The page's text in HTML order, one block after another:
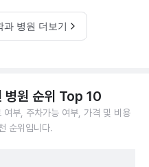
과 병원 더보기
병원 순위 Top 10
부, 주차가능 여부, 가격 및 비용
순위입니다.